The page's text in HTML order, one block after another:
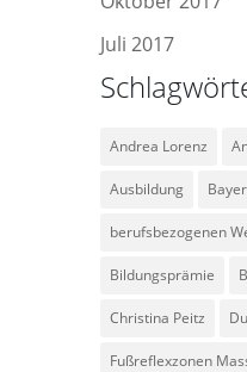
Juli 2017
Andrea Lorenz
Ausbildung
berufsbezogenen
Bildungsprämie
Christina Peitz
Fußreflexzonen